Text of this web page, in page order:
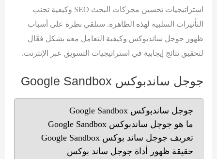
استراتيجيات تحسين محركات البحث SEO وكيفية تجنب
التأثيرات السلبية لهذه الظاهرة. سنلقي نظرة على أسباب
ظهور جوجل ساندبوكس وكيفية التعامل معه بشكل فعّال
لتحقيق نتائج إيجابية في استراتيجيات التسويق عبر الإنترنت.
جوجل ساندبوكس Google Sandbox
جوجل ساندبوكس Google Sandbox
ما هو جوجل ساندبوكس Google Sandbox
تعريف جوجل ساند بوكس Google Sandbox
حقيقة ظهور أداة جوجل ساند بوكس